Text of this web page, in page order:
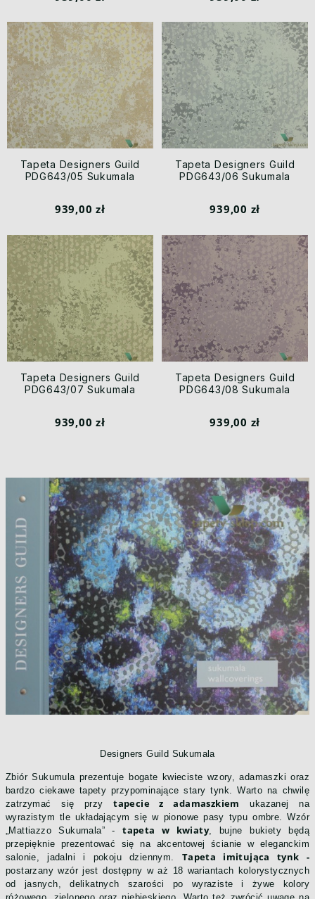
Tapeta Designers Guild
PDG643/05 Sukumala
939,00 zł
Tapeta Designers Guild
PDG643/06 Sukumala
939,00 zł
Tapeta Designers Guild
PDG643/07 Sukumala
939,00 zł
Tapeta Designers Guild
PDG643/08 Sukumala
939,00 zł
Designers Guild Sukumala
Zbiór Sukumula prezentuje bogate kwieciste wzory, adamaszki oraz
bardzo ciekawe tapety przypominające stary tynk. Warto na chwilę
zatrzymać się przytapecie z adamaszkiem
ukazanej na
wyrazistym tle układającym się w pionowe pasy typu ombre. Wzór
„Mattiazzo Sukumala” -tapeta w kwiaty, bujne bukiety będą
przepięknie prezentować się na akcentowej ścianie w eleganckim
salonie, jadalni i pokoju dziennym. Tapeta imitująca tynk -
postarzany wzór jest dostępny w aż 18 wariantach kolorystycznych
od jasnych, delikatnych szarości po wyraziste i żywe kolory